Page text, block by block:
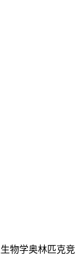
物学奥林匹克竞